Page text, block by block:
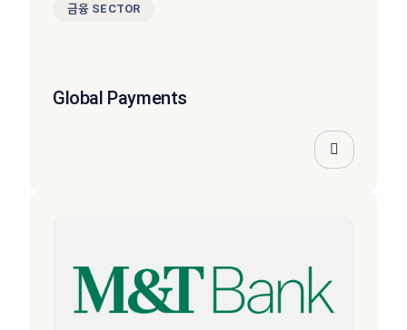
금융 SECTOR
Global Payments